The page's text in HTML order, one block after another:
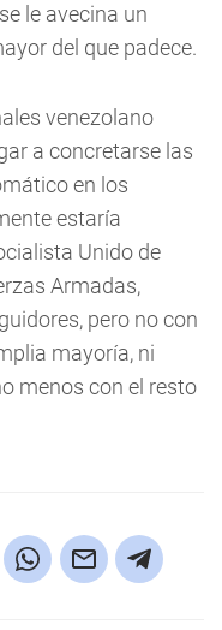
le avecina un
del que padece.
venezolano
a concretarse las
en los
estaría
Unido de
Armadas,
pero no con
mayoría, ni
menos con el resto